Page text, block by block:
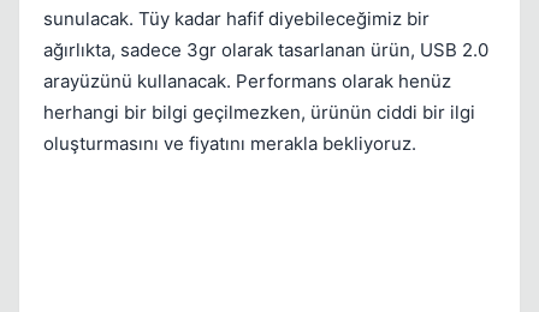
sunulacak. Tüy kadar hafif diyebileceğimiz bir
ağırlıkta, sadece 3gr olarak tasarlanan ürün, USB 2.0
arayüzünü kullanacak. Performans olarak henüz
herhangi bir bilgi geçilmezken, ürünün ciddi bir ilgi
oluşturmasını ve fiyatını merakla bekliyoruz.